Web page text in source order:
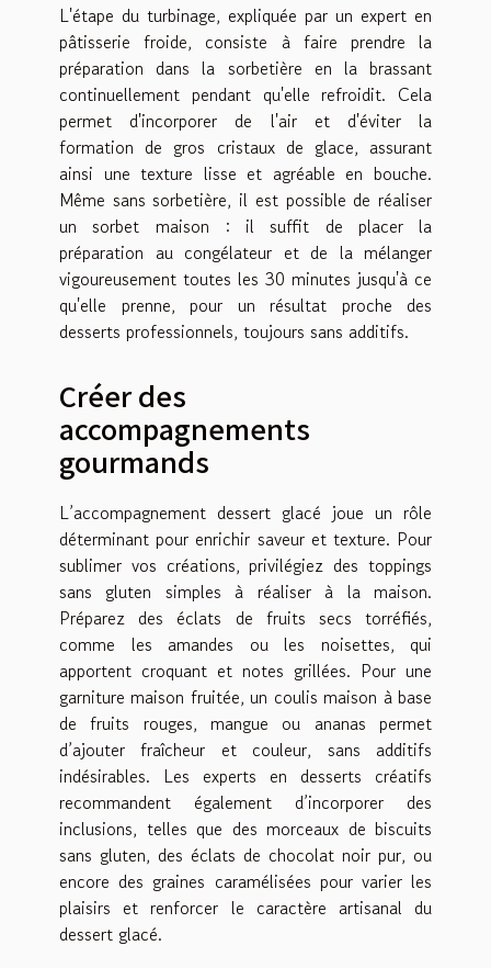
L'étape du turbinage, expliquée par un expert en
pâtisserie froide, consiste à faire prendre la
préparation dans la sorbetière en la brassant
continuellement pendant qu'elle refroidit. Cela
permet d'incorporer de l'air et d'éviter la
formation de gros cristaux de glace, assurant
ainsi une texture lisse et agréable en bouche.
Même sans sorbetière, il est possible de réaliser
un sorbet maison : il suffit de placer la
préparation au congélateur et de la mélanger
vigoureusement toutes les 30 minutes jusqu'à ce
qu'elle prenne, pour un résultat proche des
desserts professionnels, toujours sans additifs.
Créer des
accompagnements
gourmands
L’accompagnement dessert glacé joue un rôle
déterminant pour enrichir saveur et texture. Pour
sublimer vos créations, privilégiez des toppings
sans gluten simples à réaliser à la maison.
Préparez des éclats de fruits secs torréfiés,
comme les amandes ou les noisettes, qui
apportent croquant et notes grillées. Pour une
garniture maison fruitée, un coulis maison à base
de fruits rouges, mangue ou ananas permet
d’ajouter fraîcheur et couleur, sans additifs
indésirables. Les experts en desserts créatifs
recommandent également d’incorporer des
inclusions, telles que des morceaux de biscuits
sans gluten, des éclats de chocolat noir pur, ou
encore des graines caramélisées pour varier les
plaisirs et renforcer le caractère artisanal du
dessert glacé.